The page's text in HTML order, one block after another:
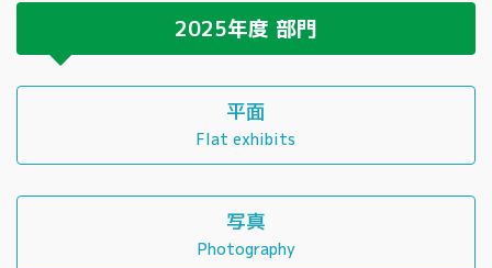
2025年度 部門
平面
Flat exhibits
写真
Photography